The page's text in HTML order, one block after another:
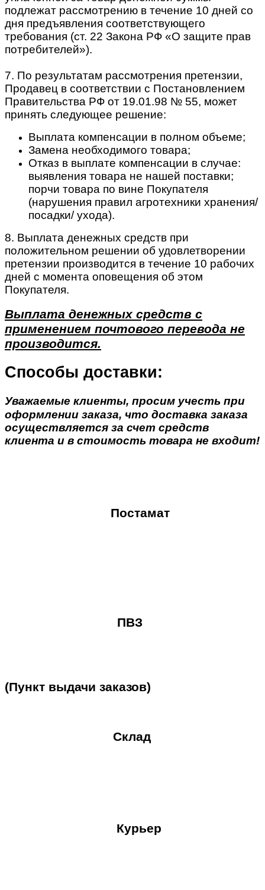
подлежат рассмотрению в течение 10 дней со
дня предъявления соответствующего
требования (ст. 22 Закона РФ «О защите прав
потребителей»).
7. По результатам рассмотрения претензии,
Продавец в соответствии с Постановлением
Правительства РФ от 19.01.98 № 55, может
принять следующее решение:
Выплата компенсации в полном объеме;
Замена необходимого товара;
Отказ в выплате компенсации в случае:
выявления товара не нашей поставки;
порчи товара по вине Покупателя
(нарушения правил агротехники хранения/
посадки/ ухода).
8. Выплата денежных средств при
положительном решении об удовлетворении
претензии производится в течение 10 рабочих
дней с момента оповещения об этом
Покупателя.
Выплата денежных средств с
применением почтового перевода не
производится.
Способы доставки:
Уважаемые клиенты, просим учесть при
оформлении заказа, что доставка заказа
осуществляется за счет средств
клиента и в стоимость товара не входит!
Постамат
ПВЗ
(Пункт выдачи заказов)
Склад
Курьер